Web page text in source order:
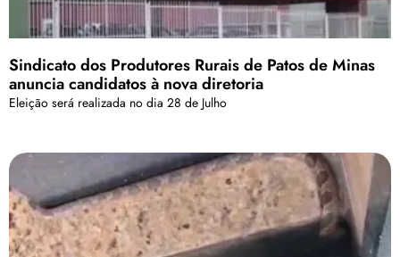
Sindicato dos Produtores Rurais de Patos de Minas
anuncia candidatos à nova diretoria
Eleição será realizada no dia 28 de Julho